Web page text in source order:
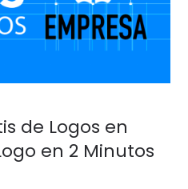
de Logos en
en 2 Minutos